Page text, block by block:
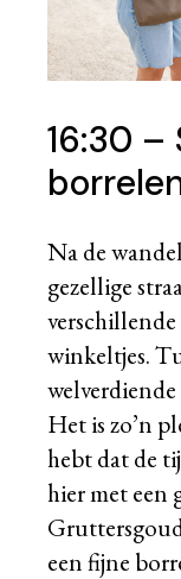
16:30 –
Na de
gezellige
winkeltjes.
Het is zo’n
hebt dat de
hier met een
een fijne